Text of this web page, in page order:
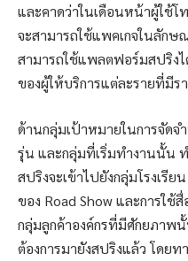
และคาดว่าในเดือนหน้าผู้ใช้
จะสามารถใช้แพคเกจในลัก
สามารถใช้แพลตฟอร์มสปริง
ของผู้ให้บริการแต่ละรายที่มีร
ด้านกลุ่มเป้าหมายในการจัดจ
รุ่น และกลุ่มที่เริ่มทำงานนั้น
สปริงจะเข้าไปยังกลุ่มโรงเรี
ของ Road Show และการใ
กลุ่มลูกค้าองค์กรที่มีศักยภาพ
ต้องการมายังสปริงแล้ว โดยท